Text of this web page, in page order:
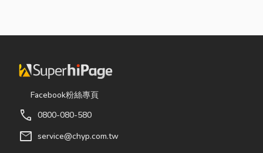
與各類球類運
擇。許多人在
配備上毫不惜
重金，購買
頂級籃球鞋或
專業路跑鞋，
還是每天幫助
生故障，都可
業的高雄電器
公室時，常覺
Facebook粉絲專頁
call 0800-080-580
mail service@chyp.com.tw